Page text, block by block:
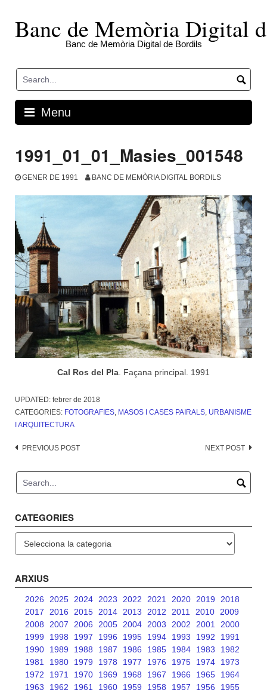
contentBanc de Memòria Digital
Banc de Memòria Digital de Bordils
Menu
1991_01_01_Masies_001548
GENER DE 1991 BANC DE MEMÒRIA DIGITAL BORDILS
Cal Ros del Pla . Façana principal. 1991
UPDATED: febrer de 2018
CATEGORIES: FOTOGRAFIES, MASOS I CASES PAIRALS, URBANISME
I ARQUITECTURA
Post
PREVIOUS POST NEXT POST
CATEGORIES
ARXIUS
2026 2025 2024 2023 2022 2021 2020 2019
2018
2017
2016 2015 2014 2013 2012 2011 2010
2009
2008
2007 2006 2005 2004 2003 2002 2001
2000
1999
1998 1997 1996 1995 1994 1993 1992
1991
1990
1989 1988 1987 1986 1985 1984 1983
1982
1981
1980 1979 1978 1977 1976 1975 1974
1973
1972
1971 1970 1969 1968 1967 1966 1965
1964
1963
1962 1961 1960 1959 1958 1957 1956
1955